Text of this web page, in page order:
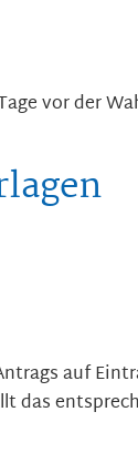
vor der
auf
das